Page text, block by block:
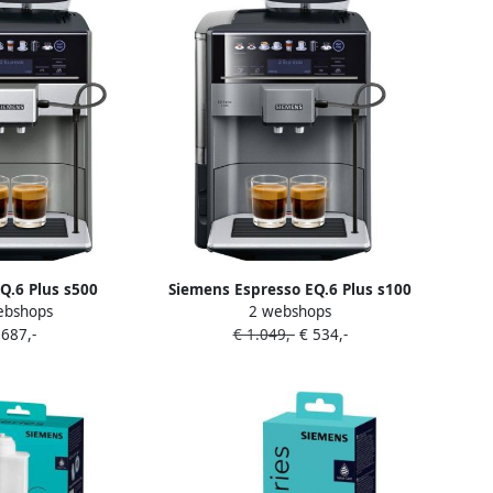
Plus s500
Volautomatische
|
Siemens Espresso EQ.6 Plus s100
TE651209RW | Keuken- en
Kookartikelen | Keuken&Koken
2 webshops
€ 1.049,-€ 534,-